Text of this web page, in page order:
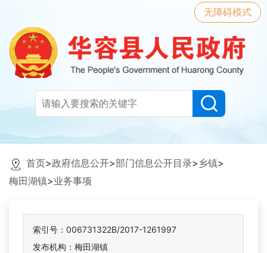
无障碍模式
首页>政府信息公开>部门信息公开目录> 乡镇>
梅田湖镇>业务事项
索引号：006731322B/2017-1261997
发布机构：梅田湖镇